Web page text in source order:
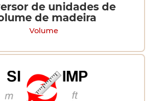
de unidades de
de madeira
Volume